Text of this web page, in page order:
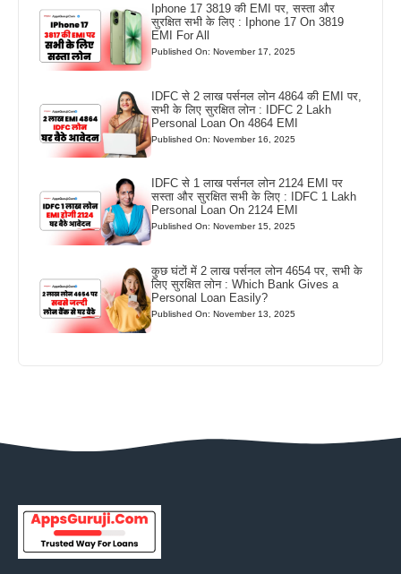
Iphone 17 3819 की EMI पर, सस्ता और
सुरक्षित सभी के लिए : Iphone 17 On 3819
EMI For All
Published On: November 17, 2025
IDFC से 2 लाख पर्सनल लोन 4864 की EMI पर,
सभी के लिए सुरक्षित लोन : IDFC 2 Lakh
Personal Loan On 4864 EMI
Published On: November 16, 2025
IDFC से 1 लाख पर्सनल लोन 2124 EMI पर
सस्ता और सुरक्षित सभी के लिए : IDFC 1 Lakh
Personal Loan On 2124 EMI
Published On: November 15, 2025
कुछ घंटों में 2 लाख पर्सनल लोन 4654 पर, सभी के
लिए सुरक्षित लोन : Which Bank Gives a
Personal Loan Easily?
Published On: November 13, 2025